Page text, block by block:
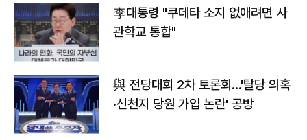
李대통령 "쿠데타 소지 없애려면 사
관학교 통합"
與 전당대회 2차 토론회…'탈당 의혹
·신천지 당원 가입 논란' 공방